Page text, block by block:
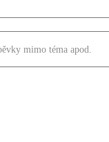
mimo téma apod.